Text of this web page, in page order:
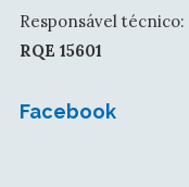
Responsável técnico:
RQE 15601
Facebook